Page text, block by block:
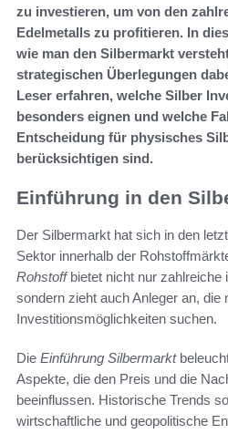
zu investieren, um von den
Edelmetalls zu profitieren. In
wie man den Silbermarkt
strategischen Überlegungen
Leser erfahren, welche Silber
besonders eignen und welche
Entscheidung für physisches
berücksichtigen sind.
Einführung in den
Der Silbermarkt hat sich in den
Sektor innerhalb der
Rohstoffbietet nicht nur zahlreiche
sondern zieht auch Anleger an, die
Investitionsmöglichkeiten suchen.
Die Einführung Silbermarkt
Aspekte, die den Preis und die
beeinflussen. Historische Trends
wirtschaftliche und geopolitische